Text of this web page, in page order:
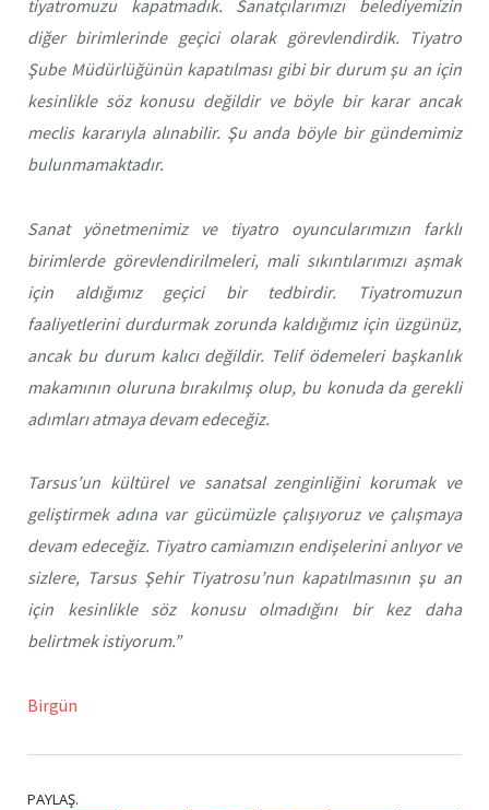
tiyatromuzu kapatmadık. Sanatçılarımızı belediyemizin
diğer birimlerinde geçici olarak görevlendirdik. Tiyatro
Şube Müdürlüğünün kapatılması gibi bir durum şu an için
kesinlikle söz konusu değildir ve böyle bir karar ancak
meclis kararıyla alınabilir. Şu anda böyle bir gündemimiz
bulunmamaktadır.
Sanat yönetmenimiz ve tiyatro oyuncularımızın farklı
birimlerde görevlendirilmeleri, mali sıkıntılarımızı aşmak
için aldığımız geçici bir tedbirdir. Tiyatromuzun
faaliyetlerini durdurmak zorunda kaldığımız için üzgünüz,
ancak bu durum kalıcı değildir. Telif ödemeleri başkanlık
makamının oluruna bırakılmış olup, bu konuda da gerekli
adımları atmaya devam edeceğiz.
Tarsus’un kültürel ve sanatsal zenginliğini korumak ve
geliştirmek adına var gücümüzle çalışıyoruz ve çalışmaya
devam edeceğiz. Tiyatro camiamızın endişelerini anlıyor ve
sizlere, Tarsus Şehir Tiyatrosu’nun kapatılmasının şu an
için kesinlikle söz konusu olmadığını bir kez daha
belirtmek istiyorum.”
Birgün
PAYLAŞ.